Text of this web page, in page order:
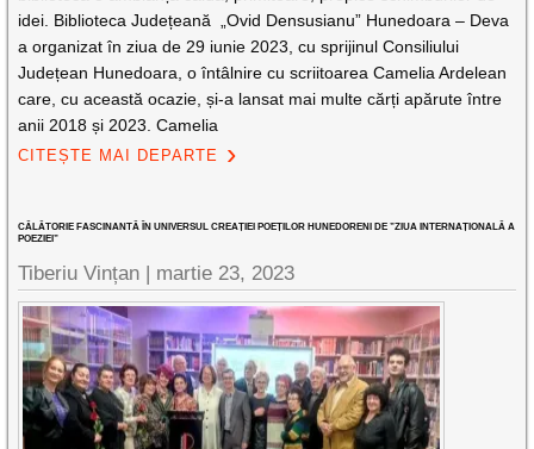
idei. Biblioteca Județeană „Ovid Densusianu” Hunedoara – Deva
a organizat în ziua de 29 iunie 2023, cu sprijinul Consiliului
Județean Hunedoara, o întâlnire cu scriitoarea Camelia Ardelean
care, cu această ocazie, și-a lansat mai multe cărți apărute între
anii 2018 și 2023. Camelia
CITEȘTE MAI DEPARTE
CĂLĂTORIE FASCINANTĂ ÎN UNIVERSUL CREAȚIEI POEȚILOR HUNEDORENI DE ”ZIUA INTERNAȚIONALĂ A
POEZIEI”
Tiberiu Vințan | martie 23, 2023